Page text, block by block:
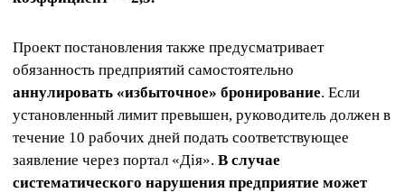
Проект постановления также предусматривает
обязанность предприятий самостоятельно
аннулировать «избыточное» бронирование. Если
установленный лимит превышен, руководитель должен в
течение 10 рабочих дней подать соответствующее
заявление через портал «Дія». В случае
систематического нарушения предприятие может